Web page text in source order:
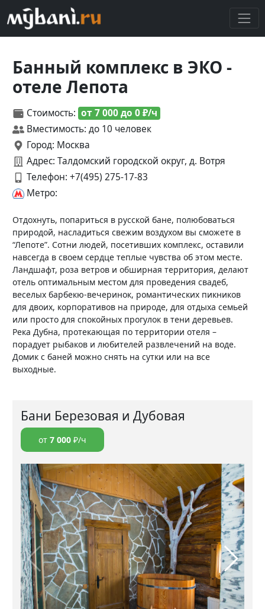
Банный комплекс в ЭКО -
отеле Лепота
Стоимость: от 7 000 до 0 ₽/ч
Вместимость: до 10 человек
Город: Москва
Адрес: Талдомский городской округ, д. Вотря
Телефон: +7(495) 275-17-83
Метро:
Отдохнуть, попариться в русской бане, полюбоваться
природой, насладиться свежим воздухом вы сможете в
“Лепоте”. Сотни людей, посетивших комплекс, оставили
навсегда в своем сердце теплые чувства об этом месте.
Ландшафт, роза ветров и обширная территория, делают
отель оптимальным местом для проведения свадеб,
веселых барбекю-вечеринок, романтических пикников
для двоих, корпоративов на природе, для отдыха семьей
или просто для спокойных прогулок в тени деревьев.
Река Дубна, протекающая по территории отеля –
порадует рыбаков и любителей развлечений на воде.
Домик с баней можно снять на сутки или на все
выходные.
Бани Березовая и Дубовая
от 7 000 ₽/ч